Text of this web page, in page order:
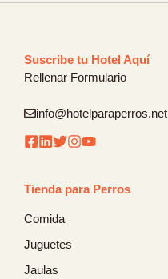
Suscribe tu Hotel Aquí
Rellenar Formulario
info@hotelparaperros.net
Tienda para Perros
Comida
Juguetes
Jaulas